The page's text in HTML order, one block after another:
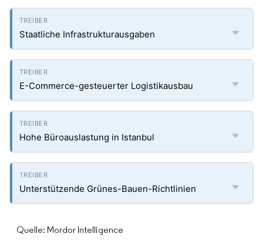
Staatliche Infrastrukturausgaben
E-Commerce-gesteuerter Logistikausbau
Hohe Büroauslastung in Istanbul
Unterstützende Grünes-Bauen-Richtlinien
Quelle: Mordor Intelligence